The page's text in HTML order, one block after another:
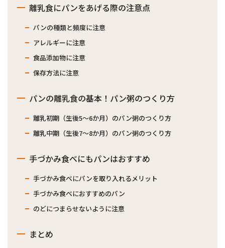
離乳食にパンをあげる際の注意点
パンの種類と頻度に注意
アレルギーに注意
食品添加物に注意
保存方法に注意
パンの離乳食の基本！パン粥のつくり方
離乳初期（生後5～6か月）のパン粥のつくり方
離乳中期（生後7～8か月）のパン粥のつくり方
手づかみ食べにもパンはおすすめ
手づかみ食べにパンを取り入れるメリット
手づかみ食べにおすすめのパン
のどにつまらせないように注意
まとめ